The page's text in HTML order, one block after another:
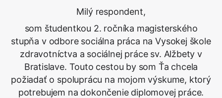
Milý respondent,
som študentkou 2. ročníka magisterského
stupňa v odbore sociálna práca na Vysokej škole
zdravotníctva a sociálnej práce sv. Alžbety v
Bratislave. Touto cestou by som Ťa chcela
požiadať o spoluprácu na mojom výskume, ktorý
potrebujem na dokončenie diplomovej práce.